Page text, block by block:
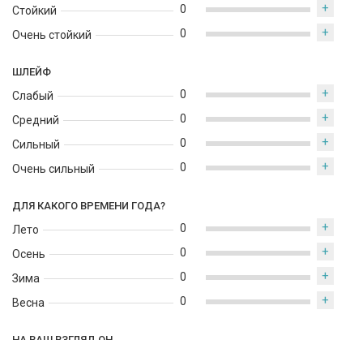
Стойкий
Очень стойкий
0 +
0 +
ШЛЕЙФ
Слабый
Средний
Сильный
Очень сильный
0 +
0 +
0 +
0 +
ДЛЯ КАКОГО ВРЕМЕНИ ГОДА?
Лето
Осень
Зима
Весна
0 +
0 +
0 +
0 +